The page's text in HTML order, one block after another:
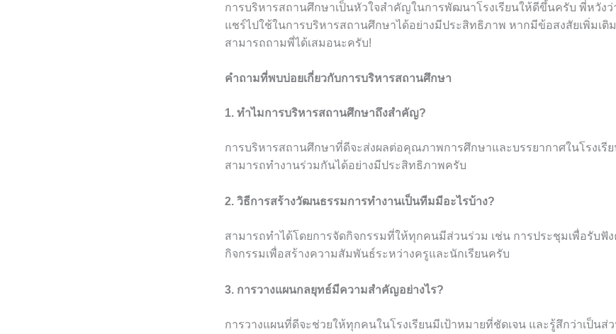
การบริหารสถานศึกษาเป็นหัวใจสำคัญในการพัฒนาโรงเรียนให้ดีขึ้นครับ พี่หวัง
แชร์ไปใช้ในการบริหารสถานศึกษาได้อย่างมีประสิทธิภาพ หากมีข้อสงสัยเพิ่มเติ
สามารถถามพี่ได้เสมอนะครับ!
คำถามที่พบบ่อยเกี่ยวกับการบริหารสถานศึกษา
1. ทำไมการบริหารสถานศึกษาถึงสำคัญ?
การบริหารสถานศึกษาที่ดีจะส่งผลต่อคุณภาพการศึกษาและบรรยากาศในโรงเรี
สามารถทำงานร่วมกันได้อย่างมีประสิทธิภาพครับ
2. วิธีการสร้างวัฒนธรรมการทำงานเป็นทีมมีอะไรบ้าง?
สามารถทำได้โดยการจัดกิจกรรมที่ให้ทุกคนมีส่วนร่วม เช่น การประชุมเพื่อรับฟั
กิจกรรมเพื่อสร้างความสัมพันธ์ระหว่างครูและนักเรียนครับ
3. การวางแผนกลยุทธ์มีความสำคัญอย่างไร?
การวางแผนที่ดีจะช่วยให้ทุกคนในโรงเรียนมีเป้าหมายที่ชัดเจน และรู้สึกว่าเป็น